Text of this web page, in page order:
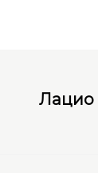
Лацио